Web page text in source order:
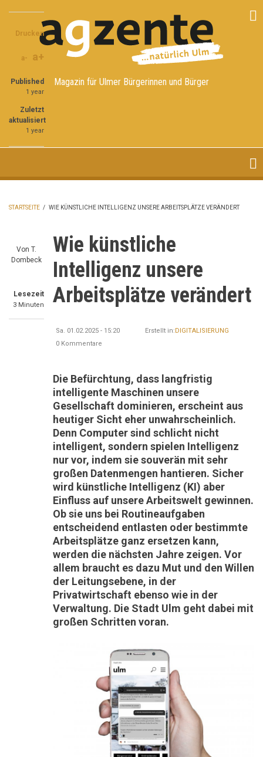
Inhalt
Magazin für Ulmer Bürgerinnen und Bürger
STARTSEITE / WIE KÜNSTLICHE INTELLIGENZ UNSERE ARBEITSPLÄTZE VERÄNDERT
Von T.
Dombeck
Lesezeit
3 Minuten
Share
on
Facebook
Share
on
Twitter
Share
through
email
Drucken
a- a+
Published
1 year
Zuletzt
aktualisiert
1 year
Wie künstliche
Intelligenz unsere
Arbeitsplätze verändert
Sa. 01.02.2025 - 15:20 Erstellt in:DIGITALISIERUNG
0 Kommentare
Die Befürchtung, dass langfristig
intelligente Maschinen unsere
Gesellschaft dominieren, erscheint aus
heutiger Sicht eher unwahrscheinlich.
Denn Computer sind schlicht nicht
intelligent, sondern spielen Intelligenz
nur vor, indem sie souverän mit sehr
großen Datenmengen hantieren. Sicher
wird künstliche Intelligenz (KI) aber
Einfluss auf unsere Arbeitswelt gewinnen.
Ob sie uns bei Routineaufgaben
entscheidend entlasten oder bestimmte
Arbeitsplätze ganz ersetzen kann,
werden die nächsten Jahre zeigen. Vor
allem braucht es dazu Mut und den Willen
der Leitungsebene, in der
Privatwirtschaft ebenso wie in der
Verwaltung. Die Stadt Ulm geht dabei mit
großen Schritten voran.